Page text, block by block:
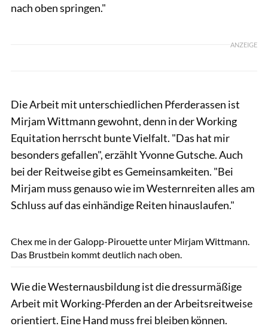
nach oben springen."
ANZEIGE
Die Arbeit mit unterschiedlichen Pferderassen ist
Mirjam Wittmann gewohnt, denn in der Working
Equitation herrscht bunte Vielfalt. "Das hat mir
besonders gefallen", erzählt Yvonne Gutsche. Auch
bei der Reitweise gibt es Gemeinsamkeiten. "Bei
Mirjam muss genauso wie im Westernreiten alles am
Schluss auf das einhändige Reiten hinauslaufen."
Chex me in der Galopp-Pirouette unter Mirjam Wittmann.
Das Brustbein kommt deutlich nach oben.
Wie die Westernausbildung ist die dressurmäßige
Arbeit mit Working-Pferden an der Arbeitsreitweise
orientiert. Eine Hand muss frei bleiben können.